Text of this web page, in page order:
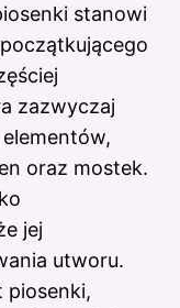
stanowi
zazwyczaj
oraz mostek.
jej
utworu.
piosenki,